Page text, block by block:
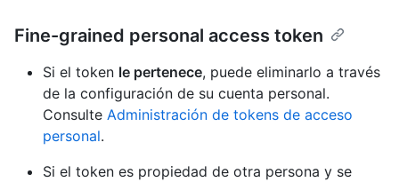
Fine-grained personal access token
Si el token le pertenece, puede eliminarlo a través
de la configuración de su cuenta personal.
Consulte Administración de tokens de acceso
personal.
Si el token es propiedad de otra persona y se